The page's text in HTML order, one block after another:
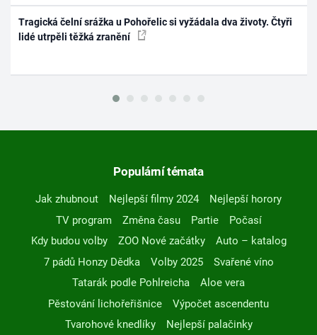
Tragická čelní srážka u Pohořelic si vyžádala dva životy. Čtyři
lidé utrpěli těžká zranění
Populární témata
Jak zhubnout Nejlepší filmy 2024
Nejlepší horory
TV program
Změna času Partie
Počasí
Kdy budou volby
ZOO Nové začátky
Auto – katalog
7 pádů Honzy Dědka
Volby 2025
Svařené víno
Tatarák podle Pohlreicha
Aloe vera
Pěstování lichořeřišnice
Výpočet ascendentu
Tvarohové knedlíky
Nejlepší palačinky